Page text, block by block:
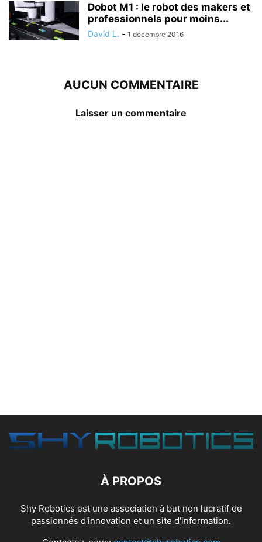
Dobot M1 : le robot des makers et
professionnels pour moins...
David L. - 1 décembre 2016
AUCUN COMMENTAIRE
Laisser un commentaire
À PROPOS
Shy Robotics est une association à but non lucratif de
passionnés d'innovation et un site d'information.